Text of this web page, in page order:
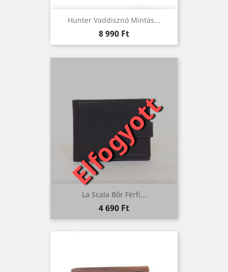
Hunter Vaddisznó Mintás...
Ár
8 990 Ft
Elfogyott
La Scala Bőr Férfi...
Ár
4 690 Ft